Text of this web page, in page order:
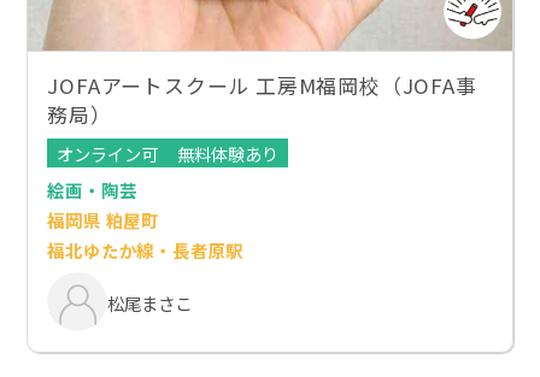
JOFAアートスクール 工房M福岡校（JOFA事
務局）
オンライン可
無料体験あり
絵画・陶芸
福岡県 粕屋町
福北ゆたか線・長者原駅
松尾まさこ